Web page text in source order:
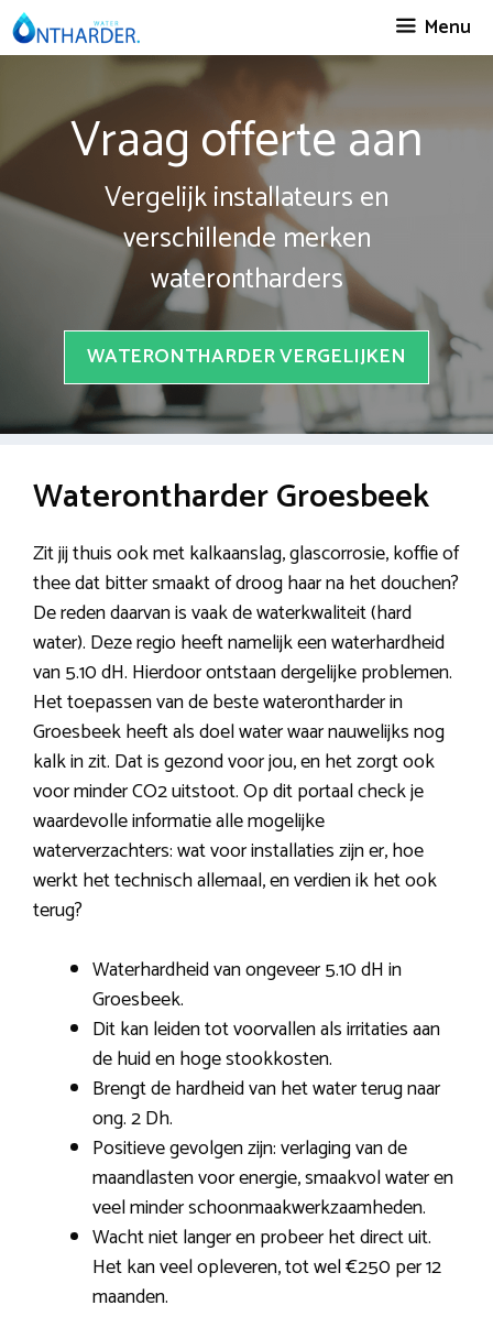
Spring
naar
Menu
Vraag offerte aan
Vergelijk installateurs en
verschillende merken
waterontharders
WATERONTHARDER VERGELIJKEN
Waterontharder Groesbeek
Zit jij thuis ook met kalkaanslag, glascorrosie, koffie of
thee dat bitter smaakt of droog haar na het douchen?
De reden daarvan is vaak de waterkwaliteit (hard
water). Deze regio heeft namelijk een waterhardheid
van 5.10 dH. Hierdoor ontstaan dergelijke problemen.
Het toepassen van de beste waterontharder in
Groesbeek heeft als doel water waar nauwelijks nog
kalk in zit. Dat is gezond voor jou, en het zorgt ook
voor minder CO2 uitstoot. Op dit portaal check je
waardevolle informatie alle mogelijke
waterverzachters: wat voor installaties zijn er, hoe
werkt het technisch allemaal, en verdien ik het ook
terug?
Waterhardheid van ongeveer 5.10 dH in
Groesbeek.
Dit kan leiden tot voorvallen als irritaties aan
de huid en hoge stookkosten.
Brengt de hardheid van het water terug naar
ong. 2 Dh.
Positieve gevolgen zijn: verlaging van de
maandlasten voor energie, smaakvol water en
veel minder schoonmaakwerkzaamheden.
Wacht niet langer en probeer het direct uit.
Het kan veel opleveren, tot wel €250 per 12
maanden.